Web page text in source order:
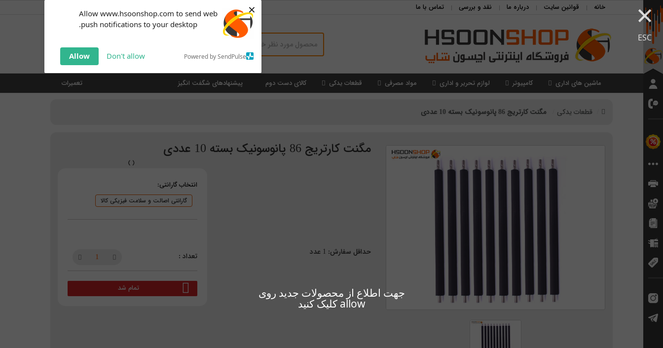
Allow www.hsoonshop.com to send web
push notifications to your desktop.
Powered by SendPulse
Don't allow
Allow
× ×
ESC
جهت اطلاع از محصولات جدید روی
allow کلیک کنید
notifications!
Click the bell icon to enable
خانه قوانین سایت درباره ما نقد و بررسی تماس با ما
ماشین های اداری کامپیوتر لوازم تحریر و اداری مواد مصرفی قطعات یدکی کالای دست دوم پیشنهادهای شگفت انگیز تعمیرات
قطعات یدکی مگنت کارتریج 86 پانوسونیک بسته 10 عددی
مگنت کارتریج 86 پانوسونیک بسته 10 عددی
حداقل سفارش: 1 عدد
انتخاب گارانتی:
گارانتی اصالت و سلامت فیزیکی کالا
تمام شد